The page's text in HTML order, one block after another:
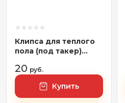
Клипса для теплого
пола (под такер)
20 руб.
Купить